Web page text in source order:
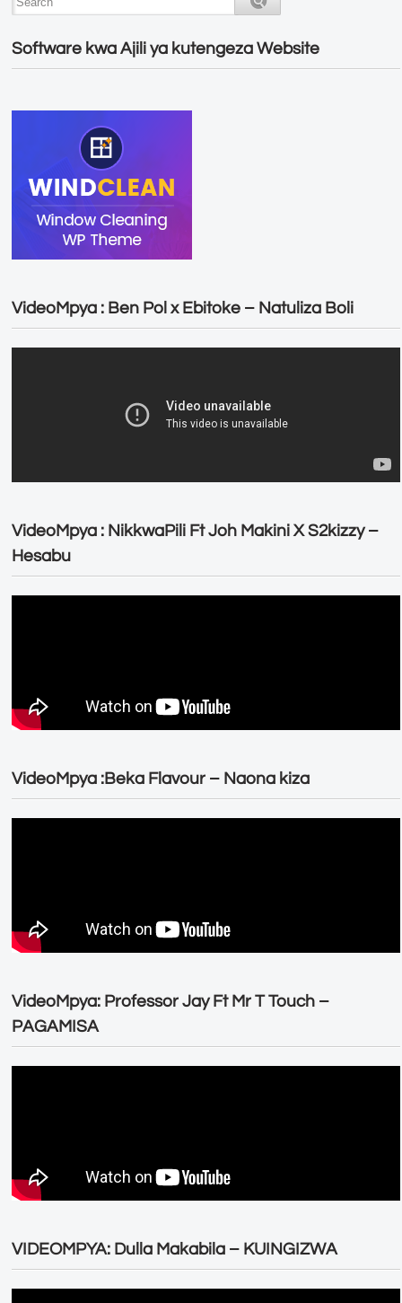
Software kwa Ajili ya kutengeza Website
VideoMpya : Ben Pol x Ebitoke – Natuliza Boli
VideoMpya : NikkwaPili Ft Joh Makini X S2kizzy –
Hesabu
VideoMpya :Beka Flavour – Naona kiza
VideoMpya: Professor Jay Ft Mr T Touch –
PAGAMISA
VIDEOMPYA: Dulla Makabila – KUINGIZWA